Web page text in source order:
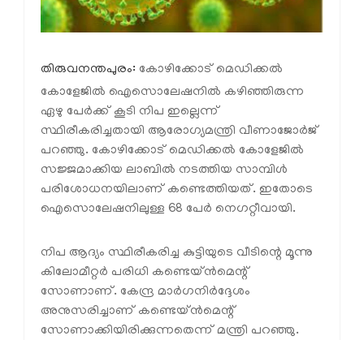
തിരുവനന്തപുരം: കോഴിക്കോട് മെഡിക്കല്‍
കോളേജില്‍ ഐസൊലേഷനില്‍ കഴിഞ്ഞിരുന്ന
ഏഴു പേര്‍ക്ക് കൂടി നിപ ഇല്ലെന്ന്
സ്ഥിരീകരിച്ചതായി ആരോഗ്യമന്ത്രി വീണാജോര്‍ജ്
പറഞ്ഞു. കോഴിക്കോട് മെഡിക്കല്‍ കോളേജില്‍
സജ്ജമാക്കിയ ലാബില്‍ നടത്തിയ സാമ്പിള്‍
പരിശോധനയിലാണ് കണ്ടെത്തിയത്. ഇതോടെ
ഐസൊലേഷനിലുള്ള 68 പേര്‍ നെഗറ്റീവായി.
നിപ ആദ്യം സ്ഥിരീകരിച്ച കുട്ടിയുടെ വീടിന്റെ മൂന്നു
കിലോമീറ്റര്‍ പരിധി കണ്ടെയ്ന്‍മെന്റ്
സോണാണ്. കേന്ദ്ര മാര്‍ഗനിര്‍ദ്ദേശം
അനുസരിച്ചാണ് കണ്ടെയ്ന്‍മെന്റ്
സോണാക്കിയിരിക്കുന്നതെന്ന് മന്ത്രി പറഞ്ഞു.